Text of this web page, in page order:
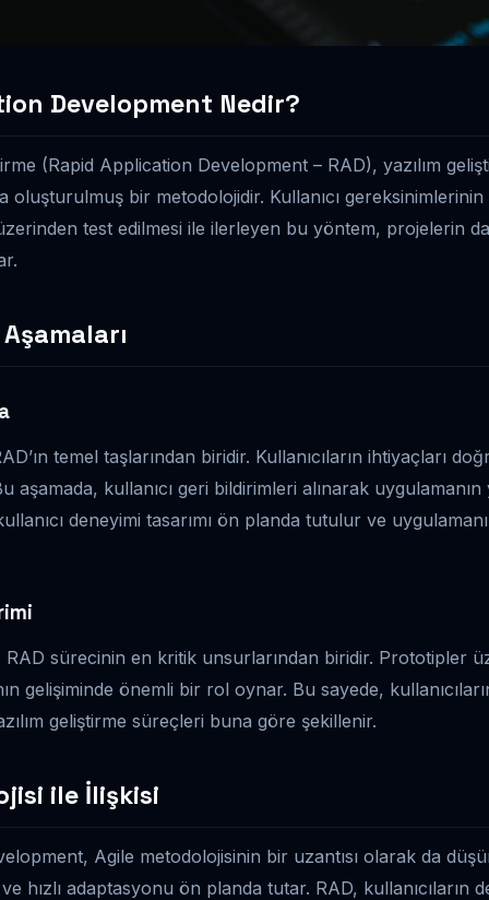
Development Nedir?
(Rapid Application Development – RAD), yazılım
oluşturulmuş bir metodolojidir. Kullanıcı gereksinimlerinin
test edilmesi ile ilerleyen bu yöntem, projelerin
temel taşlarından biridir. Kullanıcıların ihtiyaçları
aşamada, kullanıcı geri bildirimleri alınarak uygulamanın
deneyimi tasarımı ön planda tutulur ve
RAD sürecinin en kritik unsurlarından biridir. Prototipler
gelişiminde önemli bir rol oynar. Bu sayede,
geliştirme süreçleri buna göre şekillenir.
ile İlişkisi
Agile metodolojisinin bir uzantısı olarak da
hızlı adaptasyonu ön planda tutar. RAD, kullanıcıların